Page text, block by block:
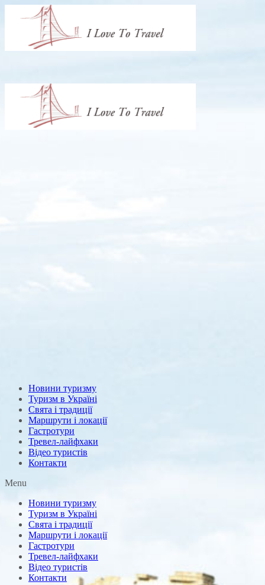
Новини туризму
Туризм в Україні
Свята і традиції
Маршрути і локації
Гастротури
Тревел-лайфхаки
Відео туристів
Контакти
Menu
Новини туризму
Туризм в Україні
Свята і традиції
Маршрути і локації
Гастротури
Тревел-лайфхаки
Відео туристів
Контакти